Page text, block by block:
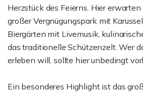
Herzstück des Feierns. Hier
großer Vergnügungspark mit
Biergärten mit Livemusik,
das traditionelle Schützenzelt. Wer
erleben will, sollte hier unbedingt
Ein besonderes Highlight ist das